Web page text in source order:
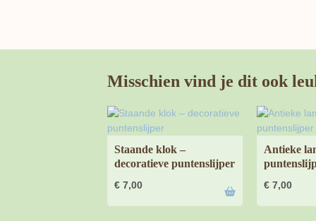
Misschien vind je dit ook
Staande klok –
decoratieve puntenslijper
€ 7,00
Antieke
€ 7,00